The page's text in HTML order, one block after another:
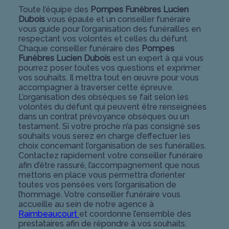
Toute l’équipe des Pompes Funèbres Lucien
Dubois vous épaule et un conseiller funéraire
vous guide pour l’organisation des funérailles en
respectant vos volontés et celles du défunt.
Chaque conseiller funéraire des Pompes
Funèbres Lucien Dubois est un expert à qui vous
pourrez poser toutes vos questions et exprimer
vos souhaits. Il mettra tout en œuvre pour vous
accompagner à traverser cette épreuve.
L’organisation des obsèques se fait selon les
volontés du défunt qui peuvent être renseignées
dans un contrat prévoyance obsèques ou un
testament. Si votre proche n’a pas consigné ses
souhaits vous serez en charge d’effectuer les
choix concernant l’organisation de ses funérailles.
Contactez rapidement votre conseiller funéraire
afin d’être rassuré, l’accompagnement que nous
mettons en place vous permettra d’orienter
toutes vos pensées vers l’organisation de
l’hommage. Votre conseiller funéraire vous
accueille au sein de notre agence à
Raimbeaucourt et coordonne l’ensemble des
prestataires afin de répondre à vos souhaits.